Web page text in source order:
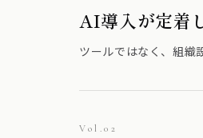
AI導入が定着
ツールではなく、組織
Vol.02